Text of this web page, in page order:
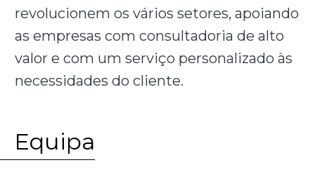
revolucionem os vários setores, apoiando
as empresas com consultadoria de alto
valor e com um serviço personalizado às
necessidades do cliente.
Equipa